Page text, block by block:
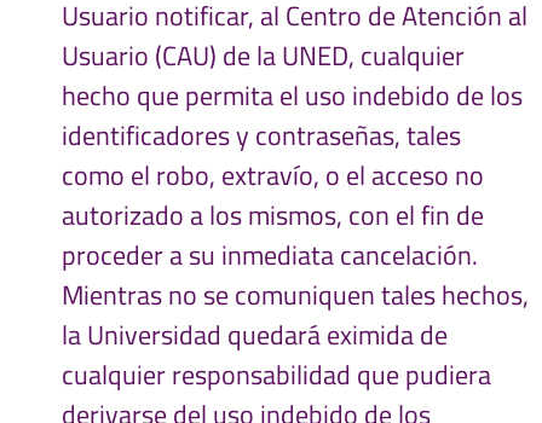
Usuario notificar, al Centro de Atención al
Usuario (CAU) de la UNED, cualquier
hecho que permita el uso indebido de los
identificadores y contraseñas, tales
como el robo, extravío, o el acceso no
autorizado a los mismos, con el fin de
proceder a su inmediata cancelación.
Mientras no se comuniquen tales hechos,
la Universidad quedará eximida de
cualquier responsabilidad que pudiera
derivarse del uso indebido de los